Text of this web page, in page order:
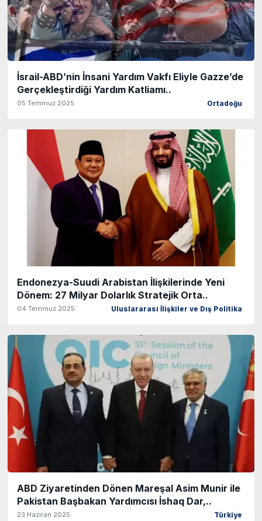
İsrail-ABD’nin İnsani Yardım Vakfı Eliyle Gazze’de
Gerçekleştirdiği Yardım Katliamı..
05 Temmuz 2025 Ortadoğu
Endonezya-Suudi Arabistan İlişkilerinde Yeni
Dönem: 27 Milyar Dolarlık Stratejik Orta..
04 Temmuz 2025 Uluslararası İlişkiler ve Dış Politika
ABD Ziyaretinden Dönen Mareşal Asim Munir ile
Pakistan Başbakan Yardımcısı İshaq Dar,..
23 Haziran 2025 Türkiye